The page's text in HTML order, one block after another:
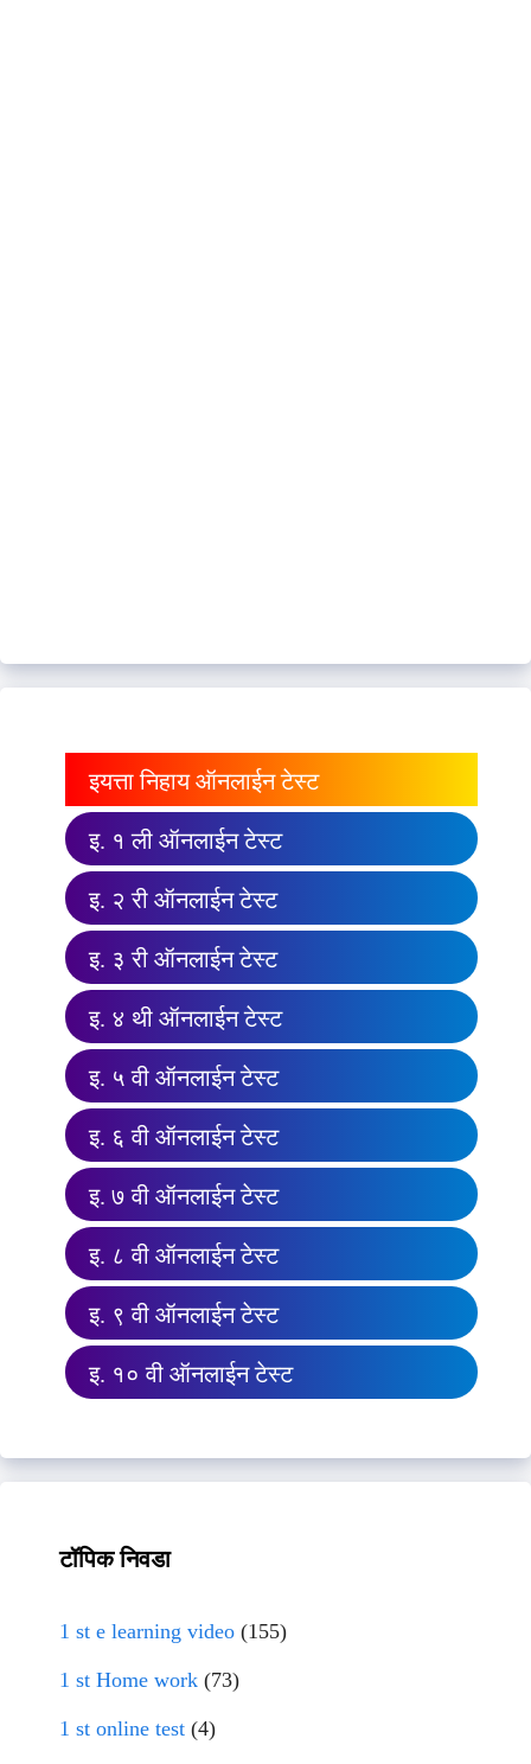
इयत्ता निहाय ऑनलाईन टेस्ट
इ. १ ली ऑनलाईन टेस्ट
इ. २ री ऑनलाईन टेस्ट
इ. ३ री ऑनलाईन टेस्ट
इ. ४ थी ऑनलाईन टेस्ट
इ. ५ वी ऑनलाईन टेस्ट
इ. ६ वी ऑनलाईन टेस्ट
इ. ७ वी ऑनलाईन टेस्ट
इ. ८ वी ऑनलाईन टेस्ट
इ. ९ वी ऑनलाईन टेस्ट
इ. १० वी ऑनलाईन टेस्ट
टॉपिक निवडा
1 st e learning video (155)
1 st Home work (73)
1 st online test (4)